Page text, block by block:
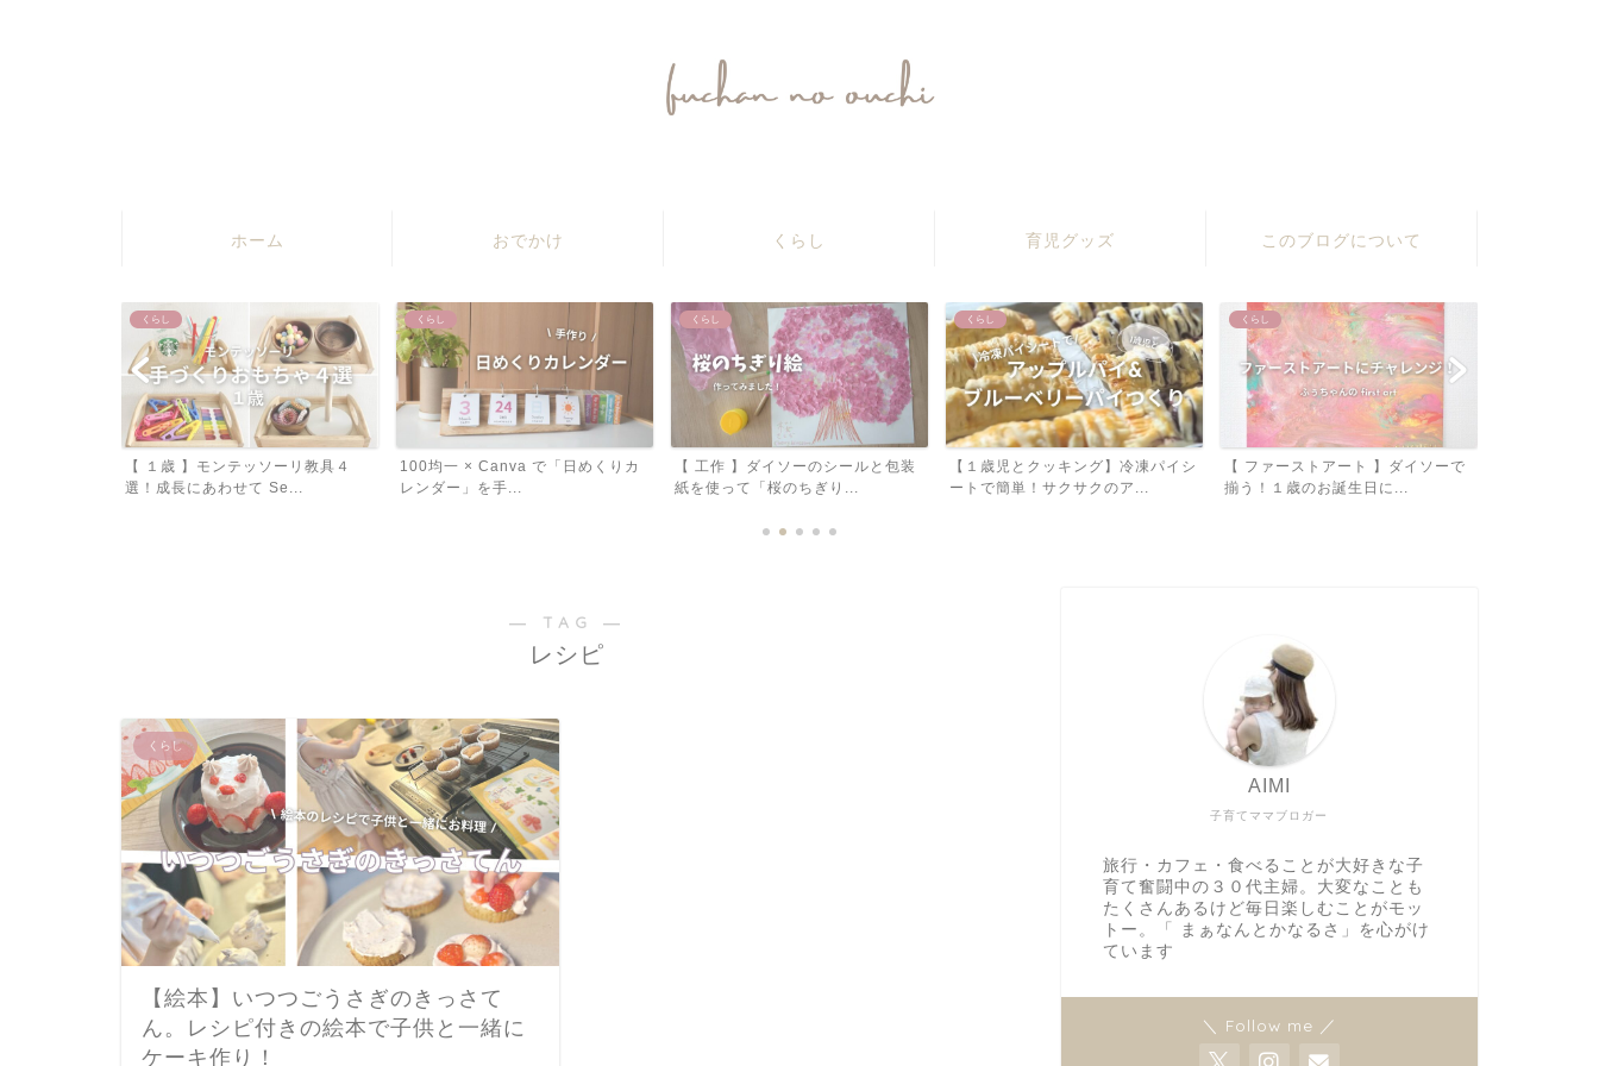
ホーム おでかけ くらし 育児グッズ このブログについて
くらし
【 １歳 】モンテッソーリ教具４
選！成長にあわせて Se...
くらし
100均一 × Canva で「日めくりカ
レンダー」を手...
くらし
【 工作 】ダイソーのシールと包装
紙を使って「桜のちぎり...
くらし
【１歳児とクッキング】冷凍パイシ
ートで簡単！サクサクのア...
くらし
【 ファーストアート 】ダイソーで
揃う！１歳のお誕生日に...
― TAG ―
レシピ
くらし
【絵本】いつつごうさぎのきっさて
ん。レシピ付きの絵本で子供と一緒に
ケーキ作り！
子育てママブロガー
AIMI
旅行・カフェ・食べることが大好きな子
育て奮闘中の３０代主婦。大変なことも
たくさんあるけど毎日楽しむことがモッ
トー。「 まぁなんとかなるさ」を心がけ
ています
＼ Follow me ／